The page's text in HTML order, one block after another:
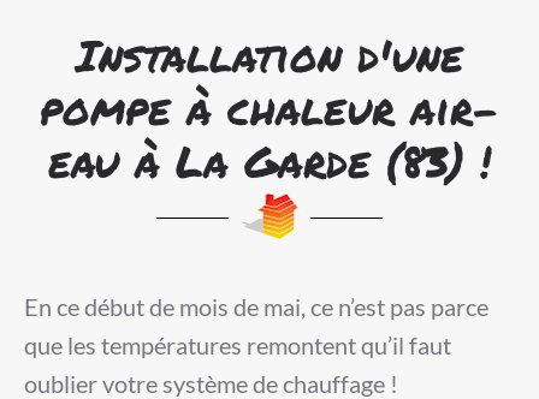
Installation d'une
pompe à chaleur air-
eau à La Garde (83) !
En ce début de mois de mai, ce n’est pas parce
que les températures remontent qu’il faut
oublier votre système de chauffage !